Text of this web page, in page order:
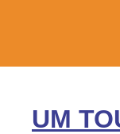
UM